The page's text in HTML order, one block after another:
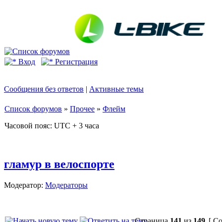
Вход Регистрация
Сообщения без ответов | Активные темы
Список форумов » Прочее » Флейм
Часовой пояс: UTC + 3 часа
гламур в велоспорте
Модератор: Модераторы